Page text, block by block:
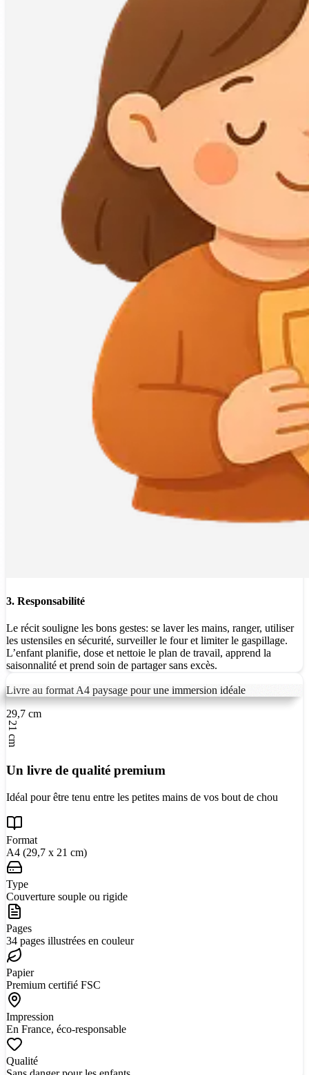
3. Responsabilité
Le récit souligne les bons gestes: se laver les mains, ranger, utiliser
les ustensiles en sécurité, surveiller le four et limiter le gaspillage.
L’enfant planifie, dose et nettoie le plan de travail, apprend la
saisonnalité et prend soin de partager sans excès.
Livre au format A4 paysage pour une immersion idéale
29,7 cm
21 cm
Un livre de qualité premium
Idéal pour être tenu entre les petites mains de vos bout de chou
Format
A4 (29,7 x 21 cm)
Type
Couverture souple ou rigide
Pages
34 pages illustrées en couleur
Papier
Premium certifié FSC
Impression
En France, éco-responsable
Qualité